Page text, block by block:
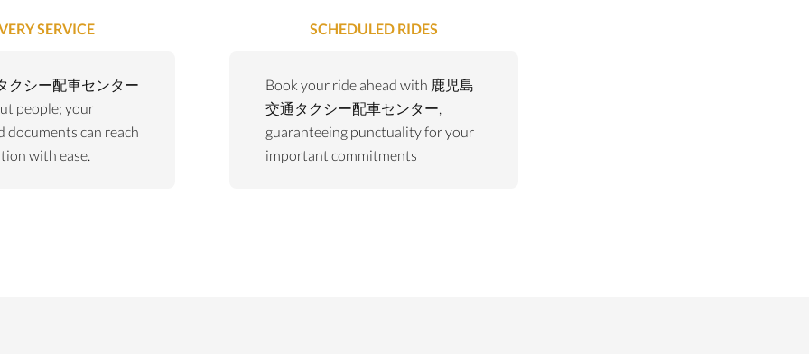
SERVICE
クシー配車センター
people; your
documents can reach
with ease.
SCHEDULED RIDES
Book your ride ahead with 鹿児島
交通タクシー配車センター,
guaranteeing punctuality for your
important commitments